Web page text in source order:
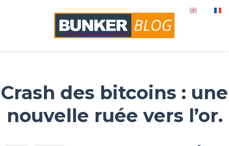
Crash des bitcoins : une
nouvelle ruée vers l’or.